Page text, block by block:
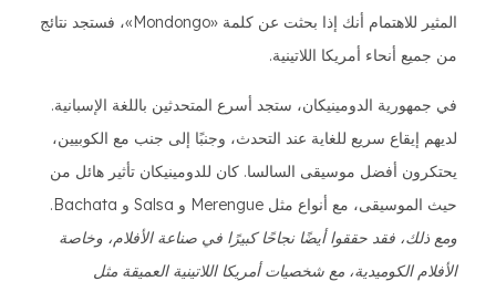
المثير للاهتمام أنك إذا بحثت عن كلمة «Mondongo»، فستجد نتائج
من جميع أنحاء أمريكا اللاتينية.
في جمهورية الدومينيكان، ستجد أسرع المتحدثين باللغة الإسبانية.
لديهم إيقاع سريع للغاية عند التحدث، وجنبًا إلى جنب مع الكوبيين،
يحتكرون أفضل موسيقى السالسا. كان للدومينيكان تأثير هائل من
حيث الموسيقى، مع أنواع مثل Merengue و Salsa و Bachata.
ومع ذلك، فقد حققوا أيضًا نجاحًا كبيرًا في صناعة الأفلام، وخاصة
الأفلام الكوميدية، مع شخصيات أمريكا اللاتينية العميقة مثل